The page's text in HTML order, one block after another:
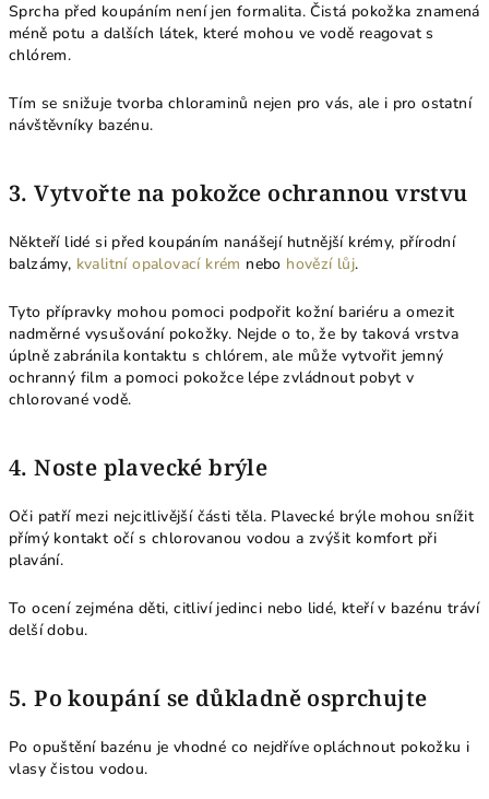
Sprcha před koupáním není jen formalita. Čistá pokožka znamená
méně potu a dalších látek, které mohou ve vodě reagovat s
chlórem.
Tím se snižuje tvorba chloraminů nejen pro vás, ale i pro ostatní
návštěvníky bazénu.
3. Vytvořte na pokožce ochrannou vrstvu
Někteří lidé si před koupáním nanášejí hutnější krémy, přírodní
balzámy, kvalitní opalovací krém nebo hovězí lůj.
Tyto přípravky mohou pomoci podpořit kožní bariéru a omezit
nadměrné vysušování pokožky. Nejde o to, že by taková vrstva
úplně zabránila kontaktu s chlórem, ale může vytvořit jemný
ochranný film a pomoci pokožce lépe zvládnout pobyt v
chlorované vodě.
4. Noste plavecké brýle
Oči patří mezi nejcitlivější části těla. Plavecké brýle mohou snížit
přímý kontakt očí s chlorovanou vodou a zvýšit komfort při
plavání.
To ocení zejména děti, citliví jedinci nebo lidé, kteří v bazénu tráví
delší dobu.
5. Po koupání se důkladně osprchujte
Po opuštění bazénu je vhodné co nejdříve opláchnout pokožku i
vlasy čistou vodou.